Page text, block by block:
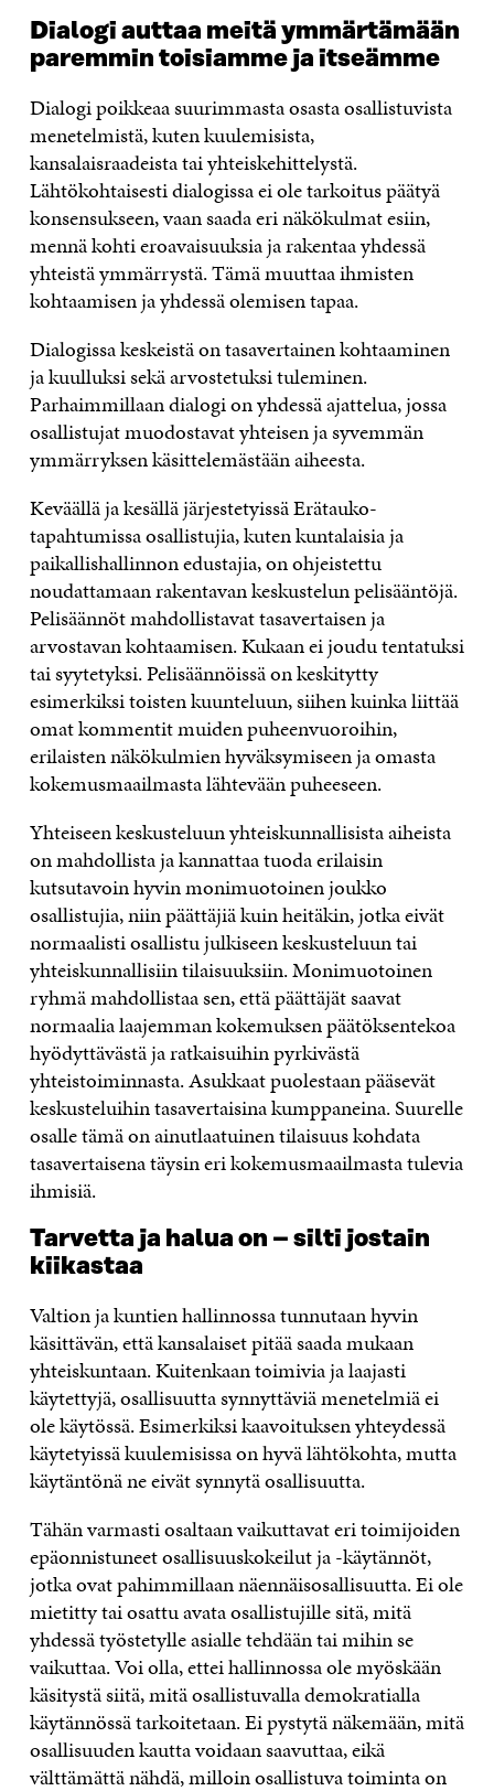
Dialogi auttaa meitä ymmärtämään
paremmin toisiamme ja itseämme
Dialogi poikkeaa suurimmasta osasta osallistuvista
menetelmistä, kuten kuulemisista,
kansalaisraadeista tai yhteiskehittelystä.
Lähtökohtaisesti dialogissa ei ole tarkoitus päätyä
konsensukseen, vaan saada eri näkökulmat esiin,
mennä kohti eroavaisuuksia ja rakentaa yhdessä
yhteistä ymmärrystä. Tämä muuttaa ihmisten
kohtaamisen ja yhdessä olemisen tapaa.
Dialogissa keskeistä on tasavertainen kohtaaminen
ja kuulluksi sekä arvostetuksi tuleminen.
Parhaimmillaan dialogi on yhdessä ajattelua, jossa
osallistujat muodostavat yhteisen ja syvemmän
ymmärryksen käsittelemästään aiheesta.
Keväällä ja kesällä järjestetyissä Erätauko-
tapahtumissa osallistujia, kuten kuntalaisia ja
paikallishallinnon edustajia, on ohjeistettu
noudattamaan rakentavan keskustelun pelisääntöjä.
Pelisäännöt mahdollistavat tasavertaisen ja
arvostavan kohtaamisen. Kukaan ei joudu tentatuksi
tai syytetyksi. Pelisäännöissä on keskitytty
esimerkiksi toisten kuunteluun, siihen kuinka liittää
omat kommentit muiden puheenvuoroihin,
erilaisten näkökulmien hyväksymiseen ja omasta
kokemusmaailmasta lähtevään puheeseen.
Yhteiseen keskusteluun yhteiskunnallisista aiheista
on mahdollista ja kannattaa tuoda erilaisin
kutsutavoin hyvin monimuotoinen joukko
osallistujia, niin päättäjiä kuin heitäkin, jotka eivät
normaalisti osallistu julkiseen keskusteluun tai
yhteiskunnallisiin tilaisuuksiin. Monimuotoinen
ryhmä mahdollistaa sen, että päättäjät saavat
normaalia laajemman kokemuksen päätöksentekoa
hyödyttävästä ja ratkaisuihin pyrkivästä
yhteistoiminnasta. Asukkaat puolestaan pääsevät
keskusteluihin tasavertaisina kumppaneina. Suurelle
osalle tämä on ainutlaatuinen tilaisuus kohdata
tasavertaisena täysin eri kokemusmaailmasta tulevia
ihmisiä.
Tarvetta ja halua on – silti jostain
kiikastaa
Valtion ja kuntien hallinnossa tunnutaan hyvin
käsittävän, että kansalaiset pitää saada mukaan
yhteiskuntaan. Kuitenkaan toimivia ja laajasti
käytettyjä, osallisuutta synnyttäviä menetelmiä ei
ole käytössä. Esimerkiksi kaavoituksen yhteydessä
käytetyissä kuulemisissa on hyvä lähtökohta, mutta
käytäntönä ne eivät synnytä osallisuutta.
Tähän varmasti osaltaan vaikuttavat eri toimijoiden
epäonnistuneet osallisuuskokeilut ja -käytännöt,
jotka ovat pahimmillaan näennäisosallisuutta. Ei ole
mietitty tai osattu avata osallistujille sitä, mitä
yhdessä työstetylle asialle tehdään tai mihin se
vaikuttaa. Voi olla, ettei hallinnossa ole myöskään
käsitystä siitä, mitä osallistuvalla demokratialla
käytännössä tarkoitetaan. Ei pystytä näkemään, mitä
osallisuuden kautta voidaan saavuttaa, eikä
välttämättä nähdä, milloin osallistuva toiminta on